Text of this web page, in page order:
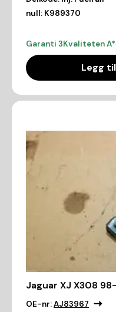
null: K989370
Garanti 3Kvaliteten A*
Legg
Jaguar XJ X308
OE-nr:AJ83967